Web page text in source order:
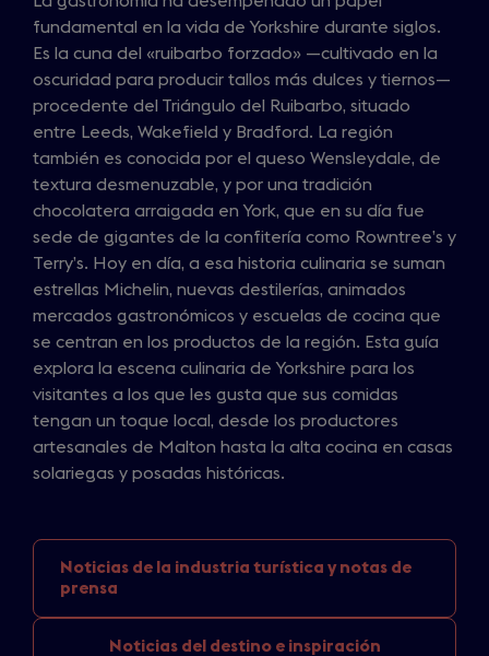
fundamental en la vida de Yorkshire durante siglos.
Es la cuna del «ruibarbo forzado» —cultivado en la
oscuridad para producir tallos más dulces y tiernos—
procedente del Triángulo del Ruibarbo, situado
entre Leeds, Wakefield y Bradford. La región
también es conocida por el queso Wensleydale, de
textura desmenuzable, y por una tradición
chocolatera arraigada en York, que en su día fue
sede de gigantes de la confitería como Rowntree’s y
Terry’s. Hoy en día, a esa historia culinaria se suman
estrellas Michelin, nuevas destilerías, animados
mercados gastronómicos y escuelas de cocina que
se centran en los productos de la región. Esta guía
explora la escena culinaria de Yorkshire para los
visitantes a los que les gusta que sus comidas
tengan un toque local, desde los productores
artesanales de Malton hasta la alta cocina en casas
solariegas y posadas históricas.
Noticias de la industria turística y notas de
prensa
Noticias del destino e inspiración